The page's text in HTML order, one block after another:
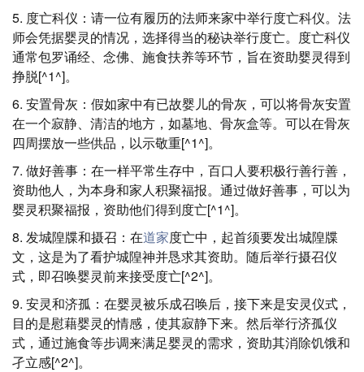
5. 度亡科仪：请一位有履历的法师来家中举行度亡科仪。法
师会凭据婴灵的情况，选择得当的秘诀举行度亡。度亡科仪
通常包罗诵经、念佛、施食扶养等环节，旨在资助婴灵得到
挣脱[^1^]。
6. 安置骨灰：假如家中有已故婴儿的骨灰，可以将骨灰安置
在一个寂静、清洁的地方，如墓地、骨灰盒等。可以在骨灰
四周摆放一些供品，以示敬重[^1^]。
7. 做好善事：在一样平常生存中，百口人要积极行善行善，
资助他人，为本身和家人积聚福报。通过做好善事，可以为
婴灵积聚福报，资助他们得到度亡[^1^]。
8. 发城隍牒和摄召：在道家度亡中，起首须要发出城隍牒
文，这是为了看护城隍神并恳求其资助。随后举行摄召仪
式，即召唤婴灵前来接受度亡[^2^]。
9. 安灵和济孤：在婴灵被乐成召唤后，接下来是安灵仪式，
目的是慰藉婴灵的情感，使其寂静下来。然后举行济孤仪
式，通过施食等步调来满足婴灵的需求，资助其消除饥饿和
孑立感[^2^]。